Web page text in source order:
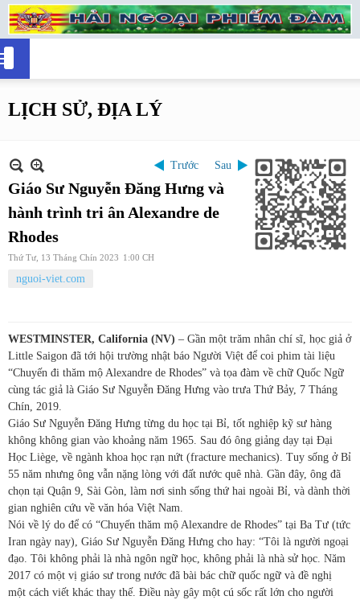
LỊCH SỬ, ĐỊA LÝ
Trước Sau
Giáo Sư Nguyễn Đăng Hưng và
hành trình tri ân Alexandre de
Rhodes
Thứ Tư, 13 Tháng Chín 2023 1:00 CH
nguoi-viet.com
WESTMINSTER, California (NV) – Gần một trăm nhân chí sĩ, học giả ở
Little Saigon đã tới hội trường nhật báo Người Việt để coi phim tài liệu
“Chuyến đi thăm mộ Alexandre de Rhodes” và tọa đàm về chữ Quốc Ngữ
cùng tác giả là Giáo Sư Nguyễn Đăng Hưng vào trưa Thứ Bảy, 7 Tháng
Chín, 2019.
Giáo Sư Nguyễn Đăng Hưng từng du học tại Bỉ, tốt nghiệp kỹ sư hàng
không không gian vào khoảng năm 1965. Sau đó ông giảng dạy tại Đại
Học Liège, về ngành khoa học rạn nứt (fracture mechanics). Tuy sống ở Bỉ
55 năm nhưng ông vẫn nặng lòng với đất nước quê nhà. Gần đây, ông đã
chọn tại Quận 9, Sài Gòn, làm nơi sinh sống thứ hai ngoài Bỉ, và dành thời
gian nghiên cứu về văn hóa Việt Nam.
Nói về lý do để có “Chuyến thăm mộ Alexandre de Rhodes” tại Ba Tư (tức
Iran ngày nay), Giáo Sư Nguyễn Đăng Hưng cho hay: “Tôi là người ngoại
đạo. Tôi không phải là nhà ngôn ngữ học, không phải là nhà sử học. Năm
2017 có một vị giáo sư trong nước đã bài bác chữ quốc ngữ và đề nghị
một cách viết khác thay thế. Điều này gây một cú sốc rất lớn cho người